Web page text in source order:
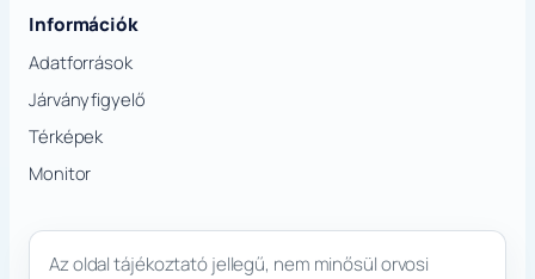
Információk
Adatforrások
Járványfigyelő
Térképek
Monitor
Az oldal tájékoztató jellegű, nem minősül orvosi